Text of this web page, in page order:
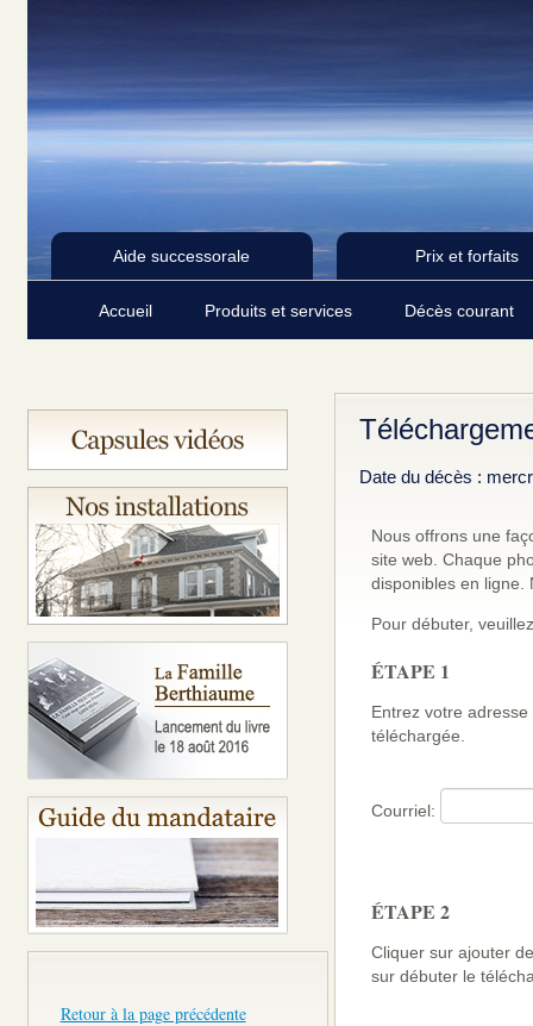
Aide successorale Prix et forfaits
Accueil Produits et services Décès courant
Retour à la page précédente
Date du décès :
Nous offrons une
site web. Chaque
disponibles en ligne.
Pour débuter,
ÉTAPE 1
Entrez votre
téléchargée.
Courriel:
ÉTAPE 2
Cliquer sur ajouter
sur débuter le